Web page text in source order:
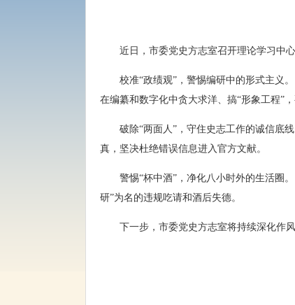
近日，市委党史方志室召开理论学习中
校准“政绩观”，警惕编研中的形式主义
在编纂和数字化中贪大求洋、搞“形象工程”
破除“两面人”，守住史志工作的诚信底
真，坚决杜绝错误信息进入官方文献。
警惕“杯中酒”，净化八小时外的生活圈
研”为名的违规吃请和酒后失德。
下一步，市委党史方志室将持续深化作